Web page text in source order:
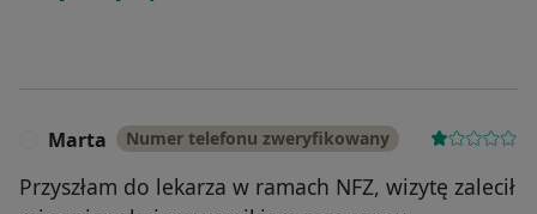
Marta Numer telefonu zweryfikowany
Przyszłam do lekarza w ramach NFZ, wizytę zalecił